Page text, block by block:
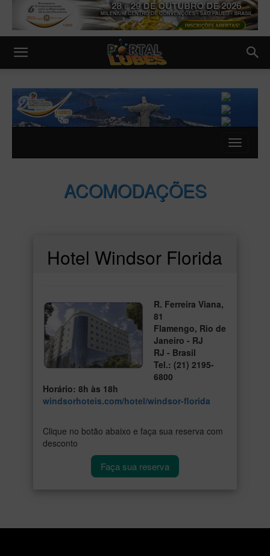
ACOMODAÇÕES
Hotel Windsor Florida
R. Ferreira Viana,
81
Flamengo, Rio de
Janeiro - RJ
RJ - Brasil
Tel.: (21) 2195-
6800
Horário: 8h às 18h
windsorhoteis.com/hotel/windsor-florida
Clique no botão abaixo e faça sua reserva com
desconto
Faça sua reserva